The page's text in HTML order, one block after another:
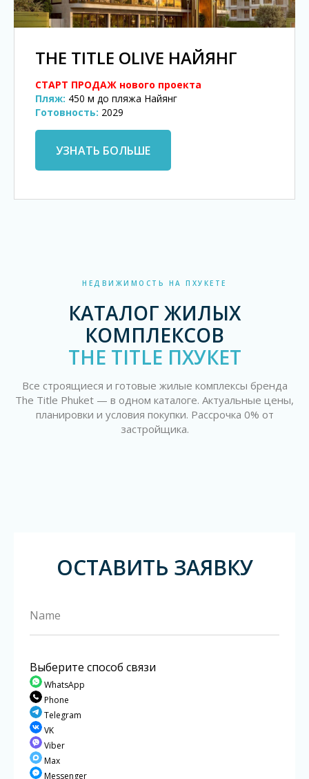
THE TITLE OLIVE НАЙЯНГ
СТАРТ ПРОДАЖ нового проекта
Пляж: 450 м до пляжа Найянг
Готовность: 2029
УЗНАТЬ БОЛЬШЕ
НЕДВИЖИМОСТЬ НА ПХУКЕТЕ
КАТАЛОГ ЖИЛЫХ
КОМПЛЕКСОВ
THE TITLE ПХУКЕТ
Все строящиеся и готовые жилые комплексы бренда
The Title Phuket — в одном каталоге. Актуальные цены,
планировки и условия покупки. Рассрочка 0% от
застройщика.
ОСТАВИТЬ ЗАЯВКУ
Выберите способ связи
WhatsApp
Phone
Telegram
VK
Viber
Max
Messenger